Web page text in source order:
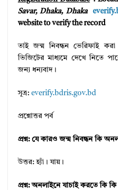
Savar, Dhaka, Dhaka
website to verify the record
তাই জন্ম নিবন্ধন ভেরিফাই
ভিজিটের মাধ্যমে দেখে নিতে
জন্য ধন্যবাদ।
সূত্র: everify.bdris.gov.bd
প্রশ্নোত্তর পর্ব
প্রশ্ন: যে কারও জন্ম নিবন্ধন কি
উত্তর: হ্যাঁ। যায়।
প্রশ্ন: অনলাইনে যাচাই করতে কি